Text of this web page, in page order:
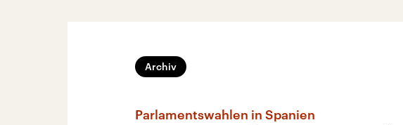
Archiv
Parlamentswahlen in Spanien